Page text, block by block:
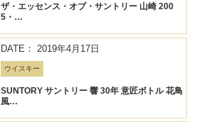
ザ・エッセンス・オブ・サントリー 山崎 200
5・…
DATE： 2019年4月17日
ウイスキー
SUNTORY サントリー 響 30年 意匠ボトル 花鳥
風…